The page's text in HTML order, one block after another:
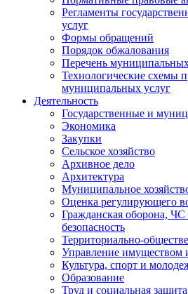
Регламенты
услуг
Формы обращений
Порядок обжалования
Перечень
Технологические схемы
муниципальных услуг
Деятельность
Государственные и
Экономика
Закупки
Сельское хозяйство
Архивное дело
Архитектура
Муниципальное
Оценка регулирующего
Гражданская оборона,
безопасность
Территориально-
Управление имуществом
Культура, спорт и
Образование
Труд и социальная